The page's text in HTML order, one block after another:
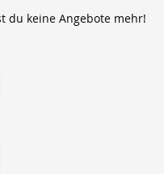
du keine Angebote mehr!